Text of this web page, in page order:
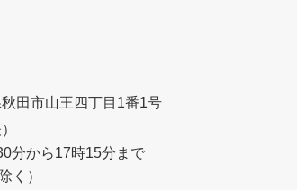
田市山王四丁目1番1号
分から17時15分まで
く）